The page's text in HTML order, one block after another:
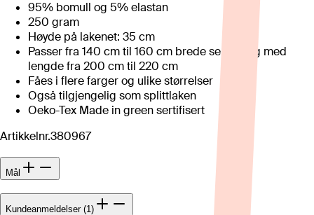
95% bomull og 5% elastan
250 gram
Høyde på lakenet: 35 cm
Passer fra 140 cm til 160 cm brede senger og med
lengde fra 200 cm til 220 cm
Fåes i flere farger og ulike størrelser
Også tilgjengelig som splittlaken
Oeko-Tex Made in green sertifisert
Artikkelnr.380967
Mål
Kundeanmeldelser (1)